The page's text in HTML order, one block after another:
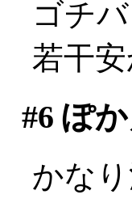
ゴチ
若干安
#6 ぽ
かな